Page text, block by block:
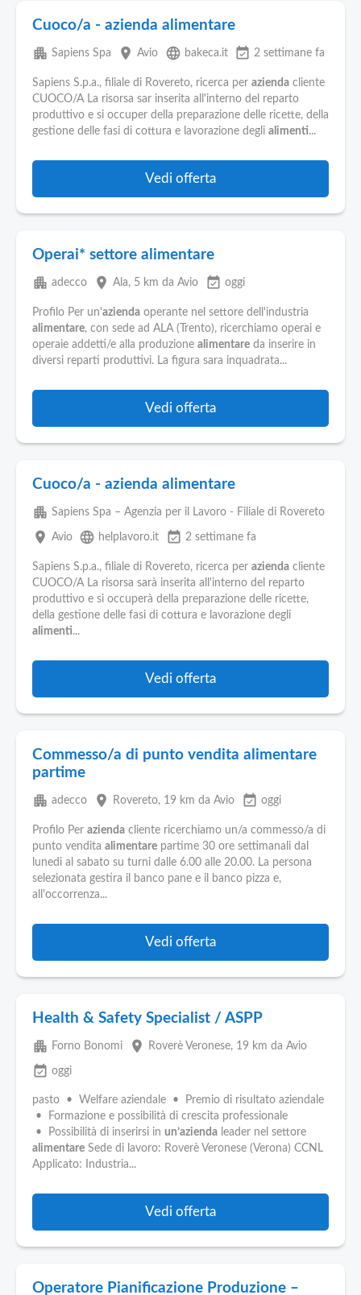
Cuoco/a - azienda alimentare
apartment Sapiens Spa place Avio language bakeca.it event_available 2 settimane fa
Sapiens S.p.a., filiale di Rovereto, ricerca per azienda cliente
CUOCO/A La risorsa sar inserita all'interno del reparto
produttivo e si occuper della preparazione delle ricette, della
gestione delle fasi di cottura e lavorazione degli alimenti...
Vedi offerta
Operai* settore alimentare
apartment adecco place Ala, 5 km da Avio event_available oggi
Profilo Per un'azienda operante nel settore dell'industria
alimentare, con sede ad ALA (Trento), ricerchiamo operai e
operaie addetti/e alla produzione alimentare da inserire in
diversi reparti produttivi. La figura sara inquadrata...
Vedi offerta
Cuoco/a - azienda alimentare
apartment Sapiens Spa – Agenzia per il Lavoro - Filiale di Rovereto
place Avio language helplavoro.it event_available 2 settimane fa
Sapiens S.p.a., filiale di Rovereto, ricerca per azienda cliente
CUOCO/A La risorsa sarà inserita all'interno del reparto
produttivo e si occuperà della preparazione delle ricette,
della gestione delle fasi di cottura e lavorazione degli
alimenti...
Vedi offerta
Commesso/a di punto vendita alimentare
partime
apartment adecco place Rovereto, 19 km da Avio event_available oggi
Profilo Per azienda cliente ricerchiamo un/a commesso/a di
punto vendita alimentare partime 30 ore settimanali dal
lunedi al sabato su turni dalle 6.00 alle 20.00. La persona
selezionata gestira il banco pane e il banco pizza e,
all'occorrenza...
Vedi offerta
Health & Safety Specialist / ASPP
apartment Forno Bonomi place Roverè Veronese, 19 km da Avio
event_available oggi
pasto • Welfare aziendale • Premio di risultato aziendale
• Formazione e possibilità di crescita professionale
• Possibilità di inserirsi in un’azienda leader nel settore
alimentare Sede di lavoro: Roverè Veronese (Verona) CCNL
Applicato: Industria...
Vedi offerta
Operatore Pianificazione Produzione –